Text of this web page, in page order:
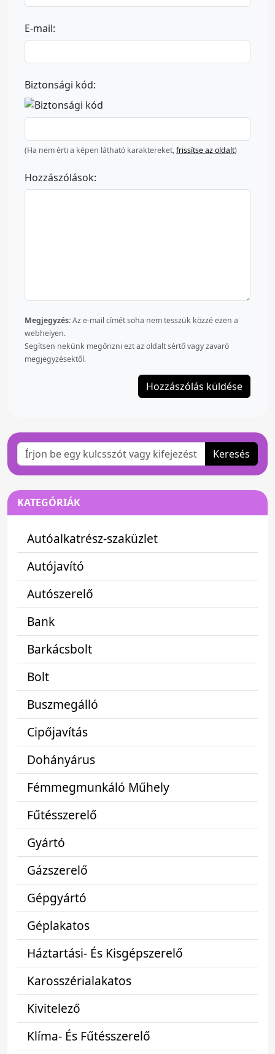
E-mail:
Biztonsági kód:
(Ha nem érti a képen látható karaktereket,frissítse az oldalt)
Hozzászólások:
Megjegyzés:Az e-mail címét soha nem tesszük közzé ezen a
webhelyen.
Segítsen nekünk megőrizni ezt az oldalt sértő vagy zavaró
megjegyzésektől.
Keresés
KATEGÓRIÁK
Autóalkatrész-szaküzlet
Autójavító
Autószerelő
Bank
Barkácsbolt
Bolt
Buszmegálló
Cipőjavítás
Dohányárus
Fémmegmunkáló Műhely
Fűtésszerelő
Gyártó
Gázszerelő
Gépgyártó
Géplakatos
Háztartási- És Kisgépszerelő
Karosszérialakatos
Kivitelező
Klíma- És Fűtésszerelő